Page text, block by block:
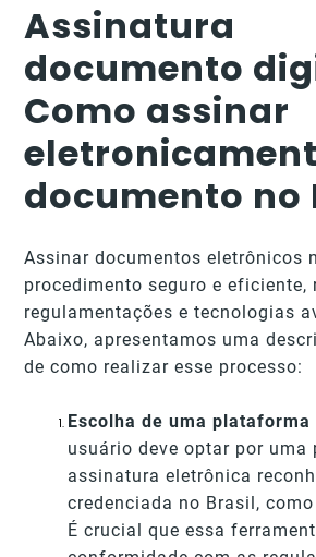
Assinatura
documento
Como assinar
documento no
Assinar documentos eletrônicos
procedimento seguro e eficiente,
regulamentações e tecnologias
Abaixo, apresentamos uma
de como realizar esse processo:
Escolha de uma
usuário deve optar por uma
assinatura eletrônica
credenciada no Brasil,
É crucial que essa